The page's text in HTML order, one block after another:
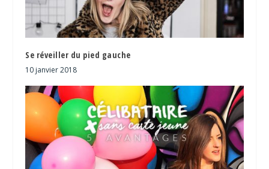
Se réveiller du pied gauche
10 janvier 2018